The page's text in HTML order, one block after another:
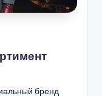
бренд